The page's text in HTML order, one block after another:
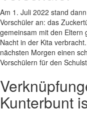
Am 1. Juli 2022 stand
Vorschüler an: das
gemeinsam mit den Eltern
Nacht in der Kita
nächsten Morgen einen
Vorschülern für den
Kunterbunt